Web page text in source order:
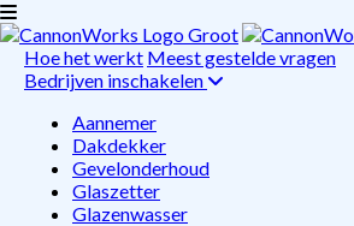
Hoe het werkt Meest gestelde vragen
Bedrijven inschakelen
Aannemer
Dakdekker
Gevelonderhoud
Glaszetter
Glazenwasser